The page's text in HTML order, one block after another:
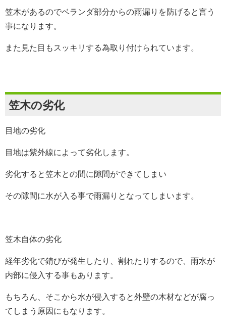
笠木があるのでベランダ部分からの雨漏りを防げると言う
事になります。
また見た目もスッキリする為取り付けられています。
笠木の劣化
目地の劣化
目地は紫外線によって劣化します。
劣化すると笠木との間に隙間ができてしまい
その隙間に水が入る事で雨漏りとなってしまいます。
笠木自体の劣化
経年劣化で錆びが発生したり、割れたりするので、雨水が
内部に侵入する事もあります。
もちろん、そこから水が侵入すると外壁の木材などが腐っ
てしまう原因にもなります。